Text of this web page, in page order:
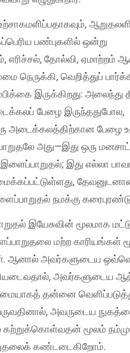
பண்புகளில் ஒன்று
எரிச்சல், தோல்வி, ஏமாற்றம்
நெருக்கி, வெறித்துப்
இருக்கிறது: அலைந்து
பேழை இருந்ததுபோல,
அடைக்கலத்திற்கான பேழை
அது—இது ஒரு
இது எல்லா
நமக்கு
இயேசுவின் மூலமாக
மற்ற காரியங்கள்
ஆனால் அவர்களுடைய
அவர்களுடைய
தன்னை
அவருடைய
கற்றுக்கொள்வதன் மூலம்
கண்டடைகிறோம்.